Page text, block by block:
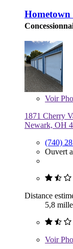
Hometown
Voir
1871 Cherry
Newark, OH
(740)
Ouvert
Distance
5,8
Voir